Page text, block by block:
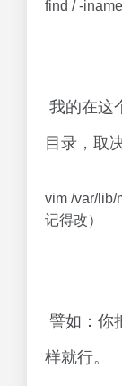
find / -
我的在这
目录，取
vim /var/lib/
记得改）
譬如：你
样就行。